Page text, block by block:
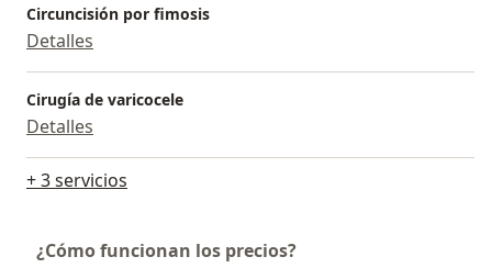
Circuncisión por fimosis
Detalles
Cirugía de varicocele
Detalles
+ 3 servicios
¿Cómo funcionan los precios?